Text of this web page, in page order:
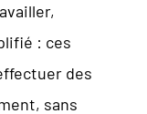
: ces
des
sans